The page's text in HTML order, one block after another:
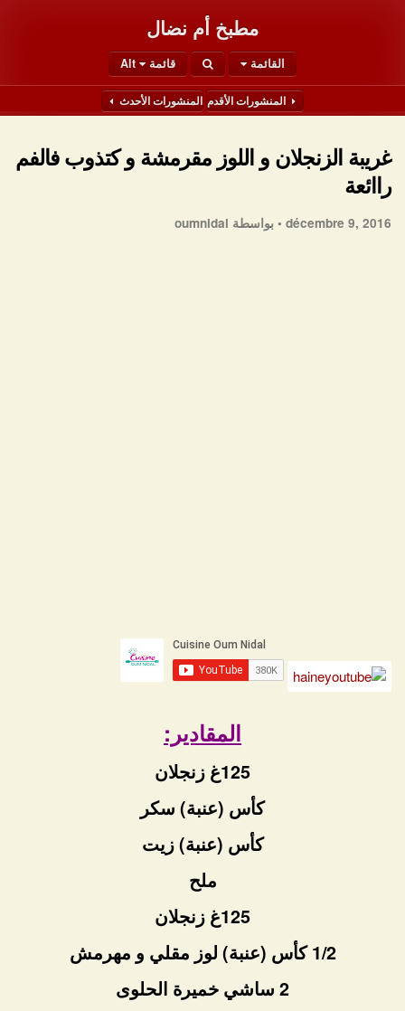
مطبخ أم نضال
القائمة قائمة Alt
المنشورات الأقدم المنشورات الأحدث
غريبة الزنجلان و اللوز مقرمشة و كتذوب فالفم
راائعة
décembre 9, 2016 • بواسطة oumnidal
المقادير:
125غ زنجلان
كأس (عنبة) سكر
كأس (عنبة) زيت
ملح
125غ زنجلان
1/2 كأس (عنبة) لوز مقلي و مهرمش
2 ساشي خميرة الحلوى